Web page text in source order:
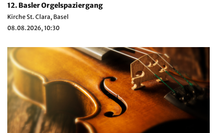
12. Basler Orgelspaziergang
Kirche St. Clara, Basel
08.08.2026, 10:30